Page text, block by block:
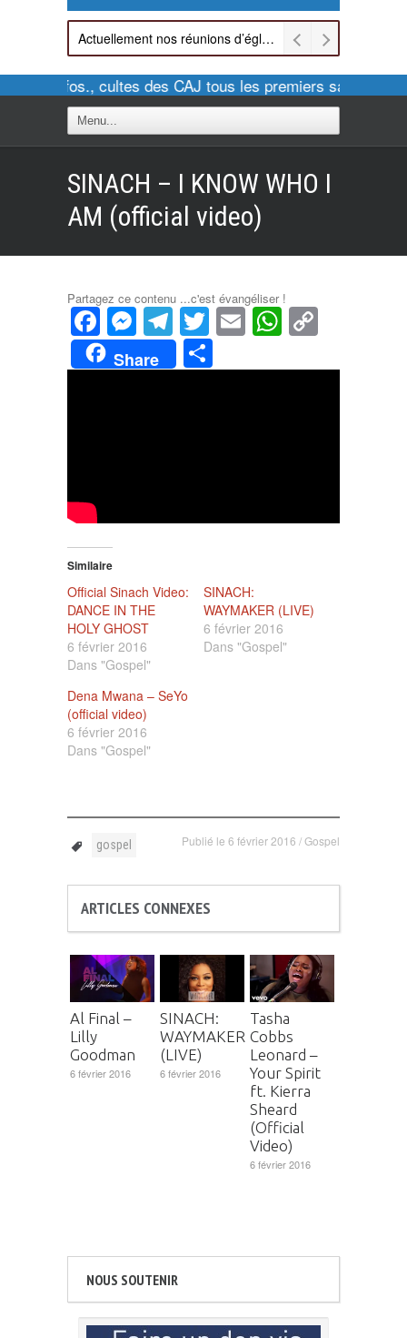
Actuellement nos réunions d’église sont retransmises sur ZOOM les dimanches à 11h et vendredis à 20h00
Pour infos., cultes des CAJ tous les premiers samedis
SINACH – I KNOW WHO I
AM (official video)
Partagez ce contenu ...c'est évangéliser !
Facebook
Messenger
Telegram
Twitter
Email
Share
Similaire
Official Sinach Video:
DANCE IN THE
HOLY GHOST
6 février 2016
Dans "Gospel"
SINACH:
WAYMAKER (LIVE)
6 février 2016
Dans "Gospel"
Dena Mwana – SeYo
(official video)
6 février 2016
Dans "Gospel"
Publié le 6 février 2016 /Gospel
gospel
ARTICLES CONNEXES
Al Final –
Lilly
Goodman
6 février 2016
SINACH:
WAYMAKER
(LIVE)
6 février 2016
Tasha
Cobbs
Leonard –
Your Spirit
ft. Kierra
Sheard
(Official
Video)
6 février 2016
NOUS SOUTENIR